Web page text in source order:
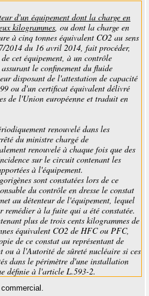
d'un équipement dont la charge en
kilogrammes, ou dont la charge en
à cinq tonnes équivalent CO2 au sens
2014 du 16 avril 2014, fait procéder,
cet équipement, à un contrôle
le confinement du fluide
disposant de l'attestation de capacité
ou d'un certificat équivalent délivré
de l'Union européenne et traduit en
renouvelé dans les
du ministre chargé de
renouvelé à chaque fois que des
sur le circuit contenant les
à l'équipement.
sont constatées lors de ce
du contrôle en dresse le constat
au détenteur de l'équipement, lequel
remédier à la fuite qui a été constatée.
plus de trois cents kilogrammes de
équivalent CO2 de HFC ou PFC,
de ce constat au représentant de
ou à l'Autorité de sûreté nucléaire si ces
dans le périmètre d'une installation
définie à l'article L.593-2.